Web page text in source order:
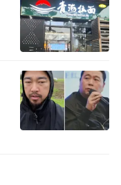
有保障的电动自
到，消费者可
CCC认证，出
认证并在车身